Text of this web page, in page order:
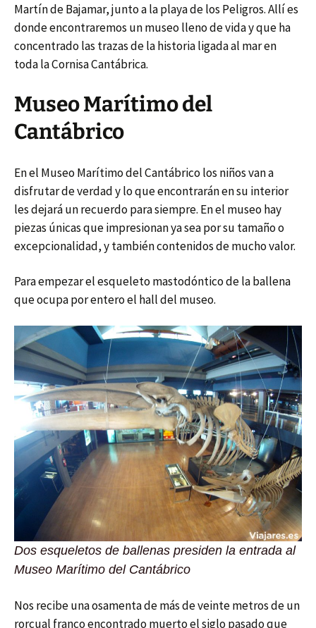
Martín de Bajamar, junto a la playa de los Peligros. Allí es
donde encontraremos un museo lleno de vida y que ha
concentrado las trazas de la historia ligada al mar en
toda la Cornisa Cantábrica.
Museo Marítimo del
Cantábrico
En el Museo Marítimo del Cantábrico los niños van a
disfrutar de verdad y lo que encontrarán en su interior
les dejará un recuerdo para siempre. En el museo hay
piezas únicas que impresionan ya sea por su tamaño o
excepcionalidad, y también contenidos de mucho valor.
Para empezar el esqueleto mastodóntico de la ballena
que ocupa por entero el hall del museo.
Dos esqueletos de ballenas presiden la entrada al
Museo Marítimo del Cantábrico
Nos recibe una osamenta de más de veinte metros de un
rorcual franco encontrado muerto el siglo pasado que